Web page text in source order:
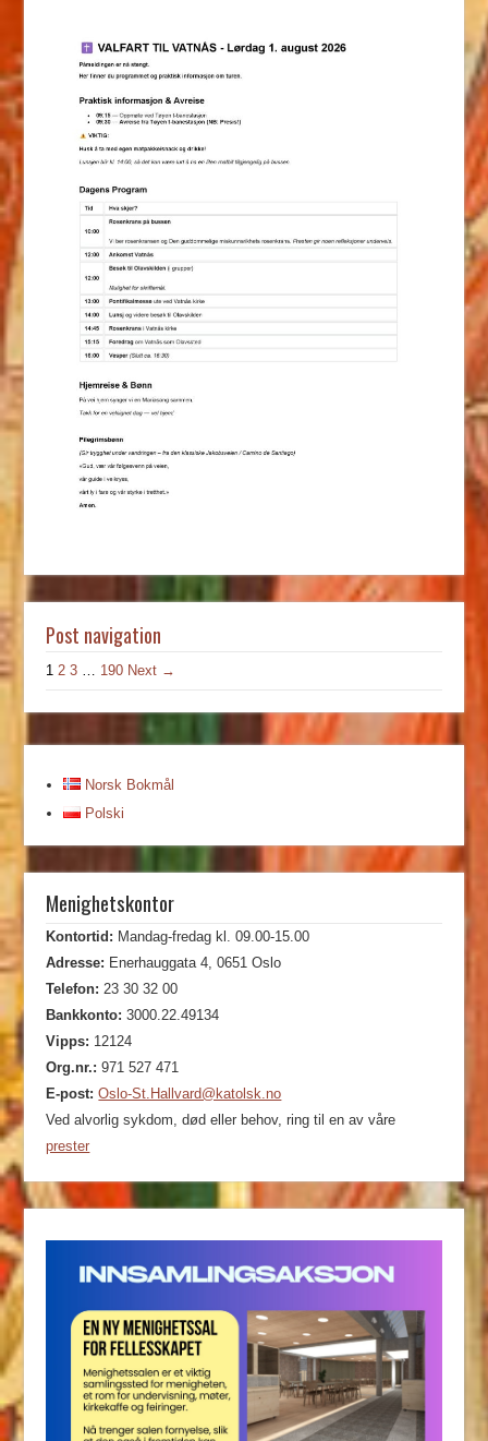
Post navigation
1 2 3 … 190 Next →
Norsk Bokmål
Polski
Menighetskontor
Kontortid: Mandag-fredag kl. 09.00-15.00
Adresse: Enerhauggata 4, 0651 Oslo
Telefon: 23 30 32 00
Bankkonto: 3000.22.49134
Vipps: 12124
Org.nr.: 971 527 471
E-post: Oslo-St.Hallvard@katolsk.no
Ved alvorlig sykdom, død eller behov, ring til en av våre
prester